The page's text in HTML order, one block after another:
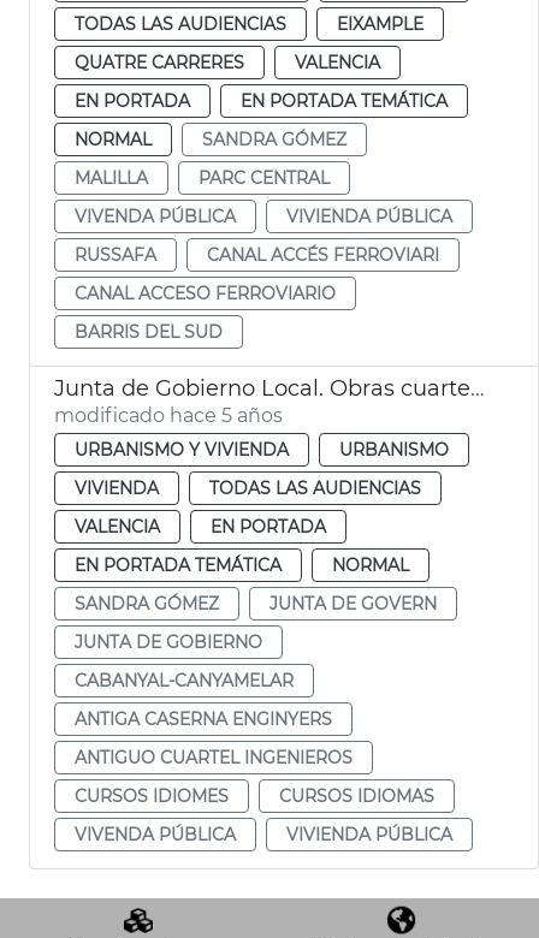
TODAS LAS AUDIENCIAS
EIXAMPLE
QUATRE CARRERES
VALENCIA
EN PORTADA
EN PORTADA TEMÁTICA
NORMAL
SANDRA GÓMEZ
MALILLA
PARC CENTRAL
VIVENDA PÚBLICA
VIVIENDA PÚBLICA
RUSSAFA
CANAL ACCÉS FERROVIARI
CANAL ACCESO FERROVIARIO
BARRIS DEL SUD
Junta de Gobierno Local. Obras cuartel de ingenieros
modificado hace 5 años
URBANISMO Y VIVIENDA
URBANISMO
VIVIENDA
TODAS LAS AUDIENCIAS
VALENCIA
EN PORTADA
EN PORTADA TEMÁTICA
NORMAL
SANDRA GÓMEZ
JUNTA DE GOVERN
JUNTA DE GOBIERNO
CABANYAL-CANYAMELAR
ANTIGA CASERNA ENGINYERS
ANTIGUO CUARTEL INGENIEROS
CURSOS IDIOMES
CURSOS IDIOMAS
VIVENDA PÚBLICA
VIVIENDA PÚBLICA